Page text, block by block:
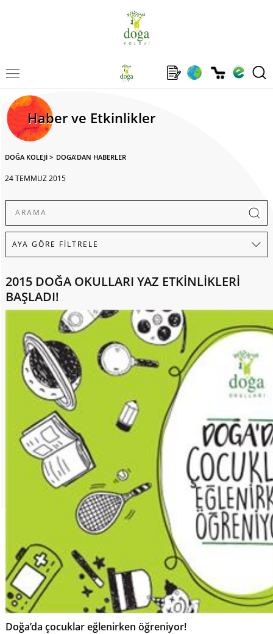
Haber ve Etkinlikler
DOĞA KOLEJİ > DOGA'DAN HABERLER
24 TEMMUZ 2015
2015 DOĞA OKULLARI YAZ ETKİNLİKLERİ
BAŞLADI!
Doğa’da çocuklar eğlenirken öğreniyor!